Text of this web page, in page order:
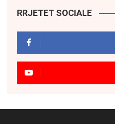
RRJETET SOCIALE